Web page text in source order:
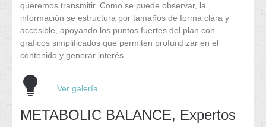
queremos transmitir. Como se puede observar, la
información se estructura por tamaños de forma clara y
accesible, apoyando los puntos fuertes del plan con
gráficos simplificados que permiten profundizar en el
contenido y generar interés.
Ver galería
METABOLIC BALANCE, Expertos